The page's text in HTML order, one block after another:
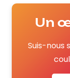
Un
Suis-nous